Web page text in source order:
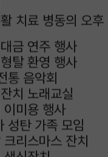
치료
치료 병동의 오후
탈 환영 행사
전통 음악회
치 노래교실
이미용 행사
성탄 가족 모임
리스마스 잔치
생신잔치
기 공연 행사
신 이미용